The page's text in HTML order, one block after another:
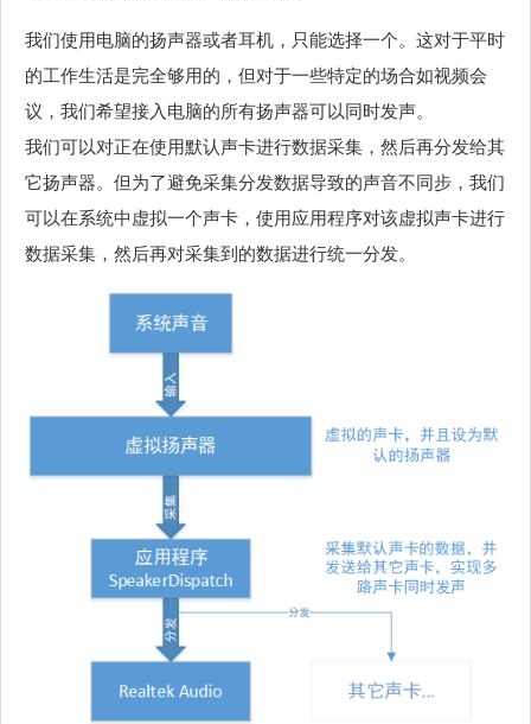
我们使用电脑的扬声器或者耳机，只能选择一个。这对于平时
的工作生活是完全够用的，但对于一些特定的场合如视频会
议，我们希望接入电脑的所有扬声器可以同时发声。
我们可以对正在使用默认声卡进行数据采集，然后再分发给其
它扬声器。但为了避免采集分发数据导致的声音不同步，我们
可以在系统中虚拟一个声卡，使用应用程序对该虚拟声卡进行
数据采集，然后再对采集到的数据进行统一分发。